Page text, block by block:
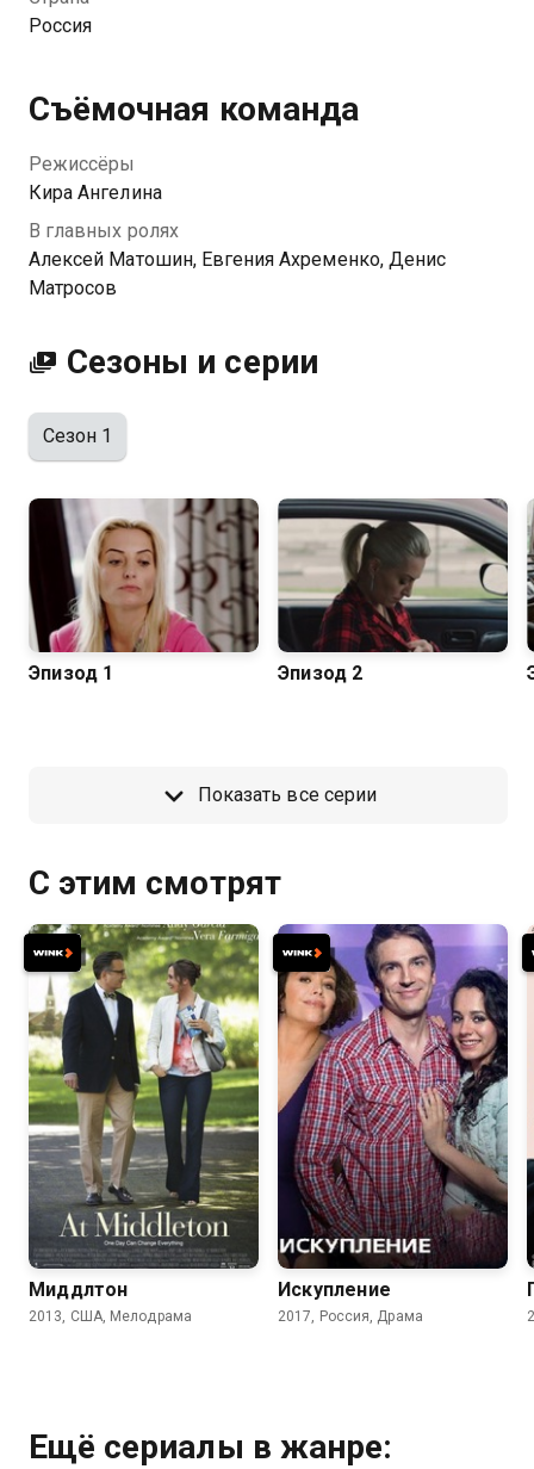
Россия
Съёмочная команда
Режиссёры
Кира Ангелина
В главных ролях
Алексей Матошин, Евгения Ахременко, Денис
Матросов
Сезоны и серии
Сезон 1
Эпизод 1 Эпизод 2
Показать все серии
С этим смотрят
6.8 6.5
Миддлтон
2013, США, Мелодрама
6.2
Искупление
2017, Россия, Драма
Ещё сериалы в жанре: